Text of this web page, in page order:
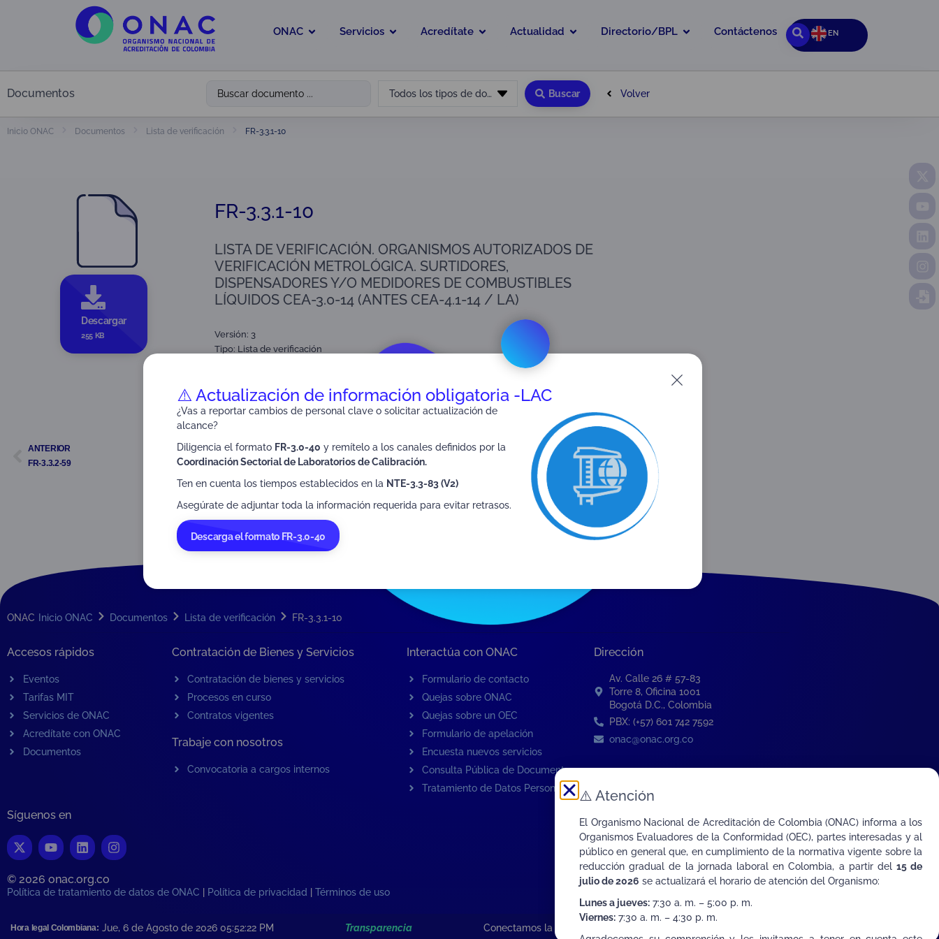
ONAC Servicios Acredítate Actualidad Directorio/BPL Contáctenos EN
Documentos Todos los tipos de documento Buscar Volver
Inicio ONAC Documentos Lista de verificación FR-3.3.1-10
Descargar
255 KB
FR-3.3.1-10
LISTA DE VERIFICACIÓN. ORGANISMOS AUTORIZADOS DE
VERIFICACIÓN METROLÓGICA. SURTIDORES,
DISPENSADORES Y/O MEDIDORES DE COMBUSTIBLES
LÍQUIDOS CEA-3.0-14 (ANTES CEA-4.1-14 / LA)
Versión: 3
Tipo: Lista de verificación
Organismos autorizados de Verificación Metrológica (OVM)
ANTERIOR
FR-3.3.2-59
SIGUIENTE
FR-3.3.1-09
ONAC Inicio ONAC Documentos Lista de verificación FR-3.3.1-10
Accesos rápidos
Eventos
Tarifas MIT
Servicios de ONAC
Acredítate con ONAC
Documentos
Contratación de Bienes y Servicios
Contratación de bienes y servicios
Procesos en curso
Contratos vigentes
Trabaje con nosotros
Convocatoria a cargos internos
Interactúa con ONAC
Formulario de contacto
Quejas sobre ONAC
Quejas sobre un OEC
Formulario de apelación
Encuesta nuevos servicios
Consulta Pública de Documentos
Tratamiento de Datos Personales
Dirección
Av. Calle 26 # 57-83
Torre 8, Oficina 1001
Bogotá D.C., Colombia
PBX: (+57) 601 742 7592
onac@onac.org.co
Síguenos en
© 2026 onac.org.co​
Política de tratamiento de datos de ONAC | Política de privacidad | Términos de uso
Hora legal Colombiana: Jue, 6 de Agosto de 2026 05:52:23PM Transparencia Conectamos la Calidad de Colombia con el Mundo
⚠️ Actualización de información obligatoria -LAC
¿Vas a reportar cambios de personal clave o solicitar actualización de
alcance?
Diligencia el formato FR-3.0-40 y remítelo a los canales definidos por la
Coordinación Sectorial de Laboratorios de Calibración.
Ten en cuenta los tiempos establecidos en la NTE-3.3-83 (V2)
Asegúrate de adjuntar toda la información requerida para evitar retrasos.
Descarga el formato FR-3.0-40
⚠️ Atención
El Organismo Nacional de Acreditación de Colombia (ONAC) informa a los
Organismos Evaluadores de la Conformidad (OEC), partes interesadas y al
público en general que, en cumplimiento de la normativa vigente sobre la
reducción gradual de la jornada laboral en Colombia, a partir del15 de
julio de 2026 se actualizará el horario de atención del Organismo:
Lunes a jueves:7:30 a. m. – 5:00 p. m.
Viernes:7:30 a. m. – 4:30 p. m.